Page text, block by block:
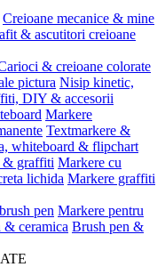
Creioane mecanice & mine
& ascutitori creioane
& creioane colorate
pictura Nisip kinetic,
DIY & accesorii
Markere
Textmarkere &
whiteboard & flipchart
& graffiti Markere cu
lichida Markere graffiti
pen Markere pentru
& ceramica Brush pen &